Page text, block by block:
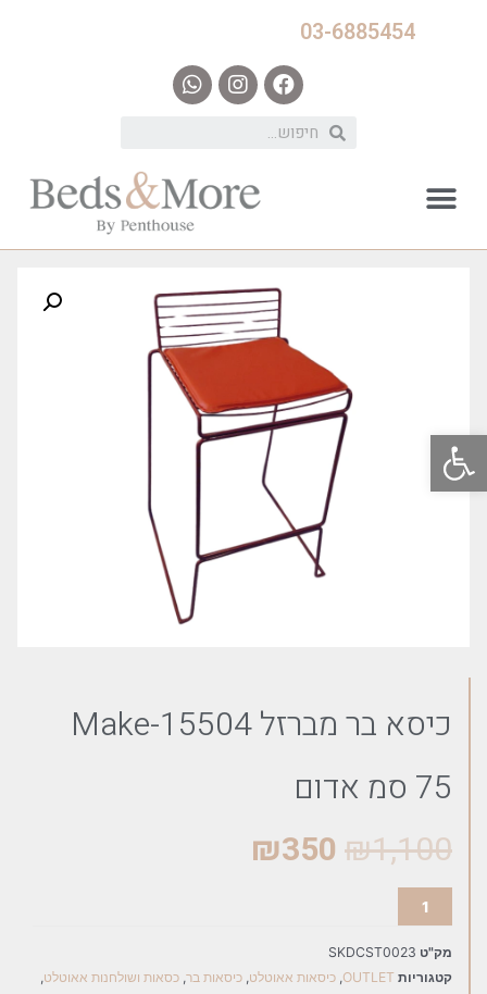
פתח סרגל נגישות
03-6885454
כיסא בר מברזל Make-15504
75 סמ אדום
₪1,100
₪350
מק"ט SKDCST0023
קטגוריות OUTLET
, כיסאות אאוטלט, כיסאות בר, כסאות ושולחנות אאוטלט,